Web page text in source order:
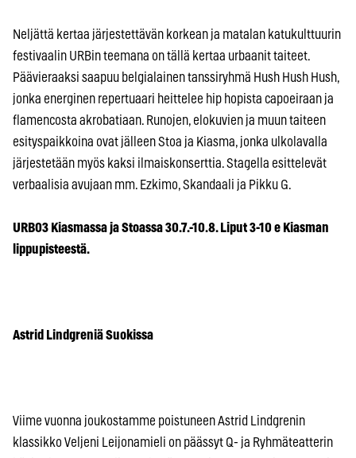
Neljättä kertaa järjestettävän korkean ja matalan katukulttuurin
festivaalin URBin teemana on tällä kertaa urbaanit taiteet.
Päävieraaksi saapuu belgialainen tanssiryhmä Hush Hush Hush,
jonka energinen repertuaari heittelee hip hopista capoeiraan ja
flamencosta akrobatiaan. Runojen, elokuvien ja muun taiteen
esityspaikkoina ovat jälleen Stoa ja Kiasma, jonka ulkolavalla
järjestetään myös kaksi ilmaiskonserttia. Stagella esittelevät
verbaalisia avujaan mm. Ezkimo, Skandaali ja Pikku G.
URB03 Kiasmassa ja Stoassa 30.7.-10.8. Liput 3-10 e Kiasman
lippupisteestä.
Astrid Lindgreniä Suokissa
Viime vuonna joukostamme poistuneen Astrid Lindgrenin
klassikko Veljeni Leijonamieli on päässyt Q- ja Ryhmäteatterin